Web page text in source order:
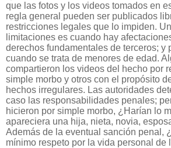
que las fotos y los videos tomados en
regla general pueden ser publicados
restricciones legales que lo impiden.
limitaciones es cuando hay
derechos fundamentales de terceros; y
cuando se trata de menores de edad.
compartieron los videos del hecho por
simple morbo y otros con el propósito
hechos irregulares. Las autoridades
caso las responsabilidades penales;
hicieron por simple morbo, ¿Harían lo
apareciera una hija, nieta, novia,
Además de la eventual sanción penal,
mínimo respeto por la vida personal de